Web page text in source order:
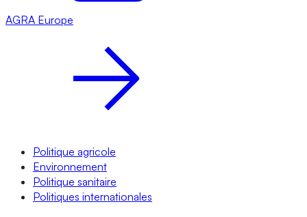
AGRA Europe
Politique agricole
Environnement
Politique sanitaire
Politiques internationales